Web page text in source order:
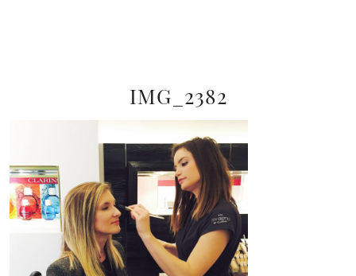
IMG_2382